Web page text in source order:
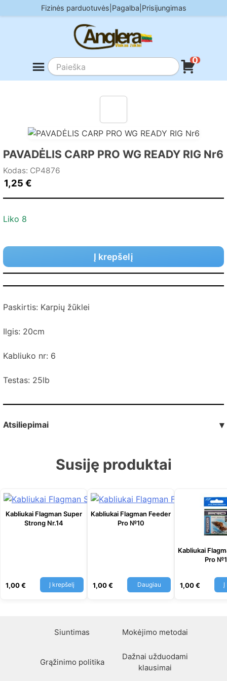
to
Fizinės parduotuvės Pagalba Prisijungimas
0
PAVADĖLIS CARP PRO WG READY RIG Nr6
Kodas: CP4876
1,25 €
Liko 8
Į krepšelį
Paskirtis: Karpių žūklei
Ilgis: 20cm
Kabliuko nr: 6
Testas: 25lb
Atsiliepimai ▾
Susiję produktai
Kabliukai Flagman Super
Strong Nr.14
1,00€ Į krepšelį
Kabliukai Flagman Feeder
Pro №10
1,00€ Daugiau
Kabliukai
Pro
1,00€ Į
Siuntimas Mokėjimo metodai
Grąžinimo politika
Dažnai užduodami
klausimai